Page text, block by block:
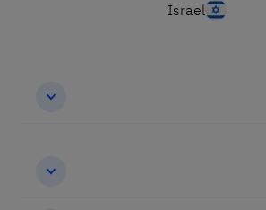
Israel